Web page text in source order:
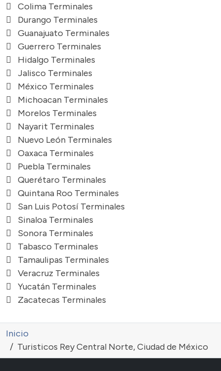
Colima Terminales
Durango Terminales
Guanajuato Terminales
Guerrero Terminales
Hidalgo Terminales
Jalisco Terminales
México Terminales
Michoacan Terminales
Morelos Terminales
Nayarit Terminales
Nuevo León Terminales
Oaxaca Terminales
Puebla Terminales
Querétaro Terminales
Quintana Roo Terminales
San Luis Potosí Terminales
Sinaloa Terminales
Sonora Terminales
Tabasco Terminales
Tamaulipas Terminales
Veracruz Terminales
Yucatán Terminales
Zacatecas Terminales
Inicio
Turisticos Rey Central Norte, Ciudad de México